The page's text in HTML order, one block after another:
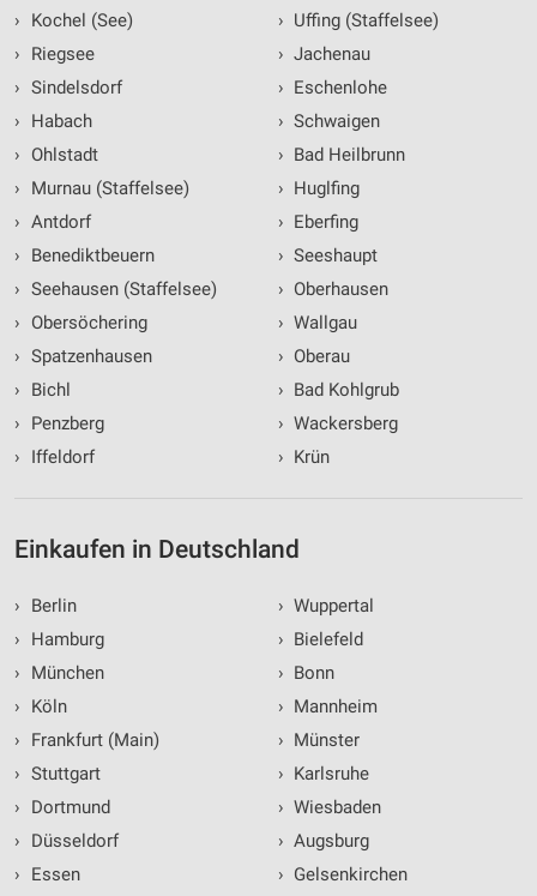
›
Kochel (See)
›
Riegsee
› Sindelsdorf
›
Habach
›
Ohlstadt
›
Murnau (Staffelsee)
› Antdorf
›
Benediktbeuern
› Seehausen (Staffelsee)
›
Obersöchering
› Spatzenhausen
›
Bichl
›
Penzberg
›
Iffeldorf
› Uffing (Staffelsee)
› Jachenau
› Eschenlohe
› Schwaigen
› Bad Heilbrunn
› Huglfing
› Eberfing
› Seeshaupt
› Oberhausen
› Wallgau
› Oberau
› Bad Kohlgrub
› Wackersberg
› Krün
Einkaufen in Deutschland
›
Berlin
›
Hamburg
›
München
›
Köln
›
Frankfurt (Main)
› Stuttgart
›
Dortmund
›
Düsseldorf
›
Essen
› Wuppertal
› Bielefeld
› Bonn
› Mannheim
› Münster
› Karlsruhe
› Wiesbaden
› Augsburg
› Gelsenkirchen